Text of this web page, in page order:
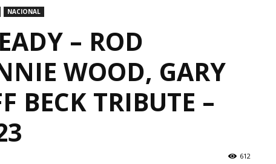
NACIONAL
– ROD
WOOD, GARY
BECK TRIBUTE –
612